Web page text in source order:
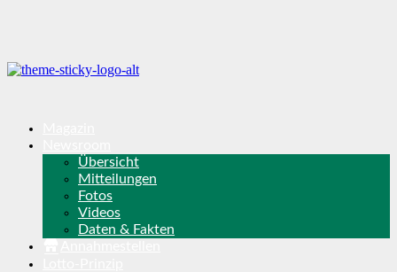
Übersicht
Mitteilungen
Fotos
Videos
Daten & Fakten